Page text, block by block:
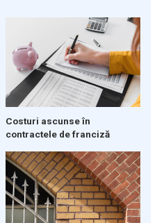
Costuri ascunse în
contractele de franciză